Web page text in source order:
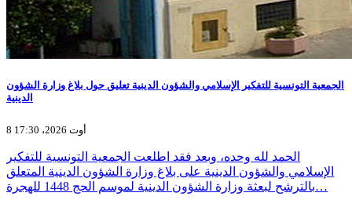
الجمعية التونسية للتفكير الإسلامي والشؤون الدينية تعليق حول بلاغ وزارة الشؤون
الدينية
8 أوت 2026، 17:30
الحمد لله وحده، وبعد فقد اطلعت الجمعية التونسية للتفكير
الإسلامي والشؤون الدينية على بلاغ وزارة الشؤون الدينية المتعلق
بالترشح لبعثة وزارة الشؤون الدينية لموسم الحج 1448 للهجرة…